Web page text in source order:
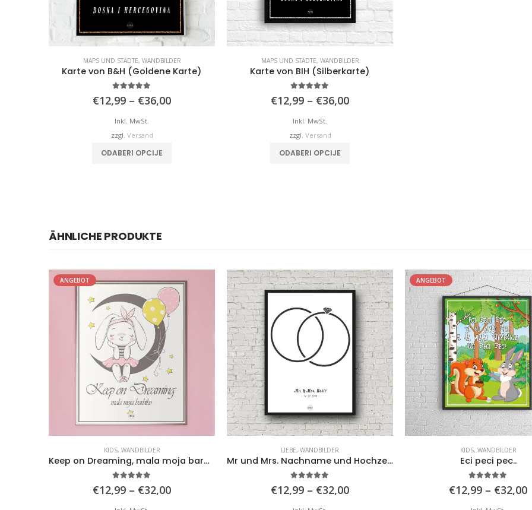
MAPS UND STÄDTE, WANDBILDER
Karte von B&H (Goldene Karte)
€12,99 – €36,00Preisspanne:
Inkl. MwSt.
zzgl. Versand
ODABERI OPCIJE
MAPS UND STÄDTE, WANDBILDER
Karte von BIH (Silberkarte)
€12,99 – €36,00Preisspanne:
Inkl. MwSt.
zzgl. Versand
ODABERI OPCIJE
ÄHNLICHE PRODUKTE
LIEBE,WANDBILDER
Mr und Mrs. Nachname und Hochzeitsdatum
€12,99 – €32,00Preisspanne:
ANGEBOT
KIDS, WANDBILDER
Eci peci pec..
€12,99 – €32,00Preisspanne:
ANGEBOT
KIDS, WANDBILDER
Keep on Dreaming, mali
€12,99 – €32,00